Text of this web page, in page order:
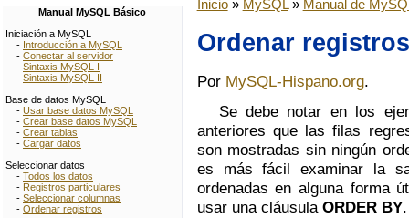
Inicio» MySQL» Manual de
Ordenar registros
Por MySQL-Hispano.org.
Se debe notar en los
anteriores que las filas
son mostradas sin ningún
es más fácil examinar la
ordenadas en alguna forma
usar una cláusula ORDER BY.
Manual MySQL Básico
Iniciación a MySQL
- Introducción a MySQL
- Conectar al servidor
- Sintaxis MySQL I
- Sintaxis MySQL II
Base de datos MySQL
- Usar base datos MySQL
- Crear base datos MySQL
- Crear tablas
- Cargar datos
Seleccionar datos
- Todos los datos
- Registros particulares
- Seleccionar columnas
- Ordenar registros